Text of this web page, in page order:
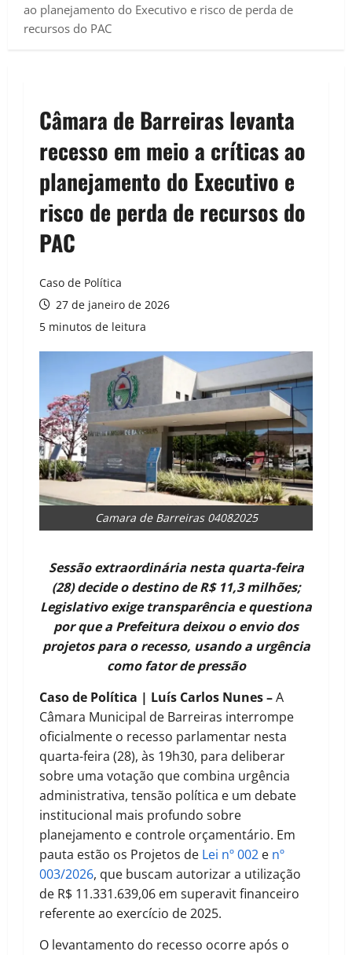
ao planejamento do Executivo e risco de perda de
recursos do PAC
Câmara de Barreiras levanta
recesso em meio a críticas ao
planejamento do Executivo e
risco de perda de recursos do
PAC
Caso de Política
27 de janeiro de 2026
5 minutos de leitura
Camara de Barreiras 04082025
Sessão extraordinária nesta quarta-feira
(28) decide o destino de R$ 11,3 milhões;
Legislativo exige transparência e questiona
por que a Prefeitura deixou o envio dos
projetos para o recesso, usando a urgência
como fator de pressão
Caso de Política | Luís Carlos Nunes –A
Câmara Municipal de Barreiras interrompe
oficialmente o recesso parlamentar nesta
quarta-feira (28), às 19h30, para deliberar
sobre uma votação que combina urgência
administrativa, tensão política e um debate
institucional mais profundo sobre
planejamento e controle orçamentário. Em
pauta estão os Projetos de Lei nº 002 e nº
003/2026, que buscam autorizar a utilização
de R$ 11.331.639,06 em superavit financeiro
referente ao exercício de 2025.
O levantamento do recesso ocorre após o